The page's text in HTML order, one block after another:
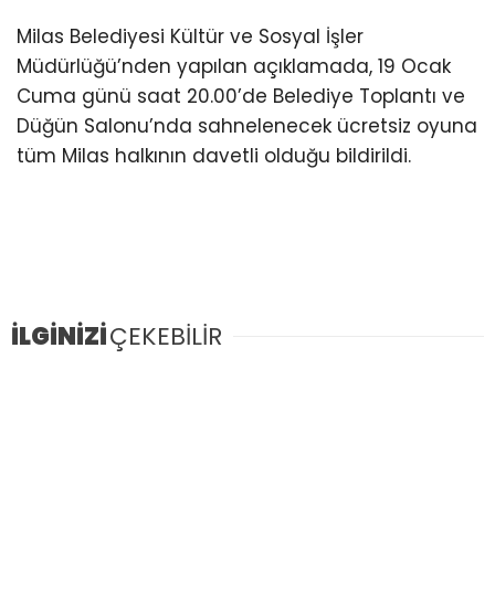
Milas Belediyesi Kültür ve Sosyal İşler
Müdürlüğü’nden yapılan açıklamada, 19 Ocak
Cuma günü saat 20.00’de Belediye Toplantı ve
Düğün Salonu’nda sahnelenecek ücretsiz oyuna
tüm Milas halkının davetli olduğu bildirildi.
İLGİNİZİÇEKEBİLİR